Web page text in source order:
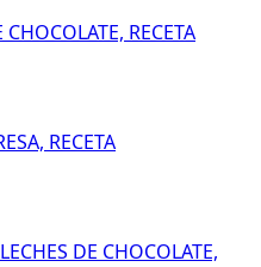
RECETA
RECETA
DE CHOCOLATE,